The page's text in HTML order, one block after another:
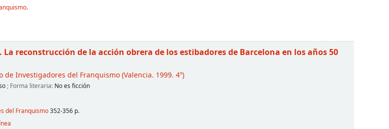
.
reconstrucción de la acción obrera de los estibadores de Barcelona en los años 50
de Investigadores del Franquismo(Valencia. 1999. 4º)
; Forma literaria: No es ficción
del Franquismo352-356 p.